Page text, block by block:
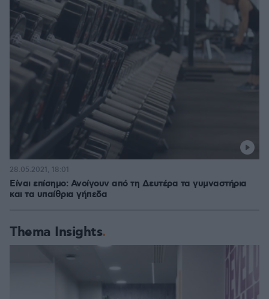
Είναι επίσημο: Ανοίγουν από τη Δευτέρα τα γυμναστήρια
και τα υπαίθρια γήπεδα
28.05.2021, 18:01
Thema Insights